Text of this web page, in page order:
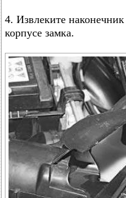
4. Извлеките
корпусе замка.